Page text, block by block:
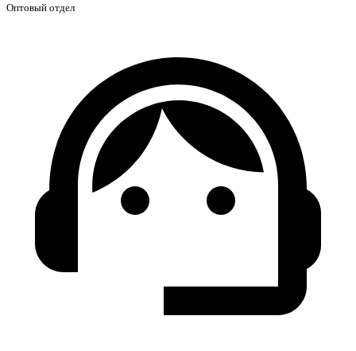
Оптовый отдел